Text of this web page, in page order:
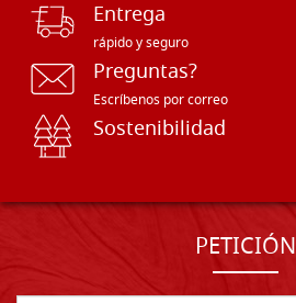
Entrega
rápido y seguro
Preguntas?
Escríbenos por correo
Sostenibilidad
PETICIÓN